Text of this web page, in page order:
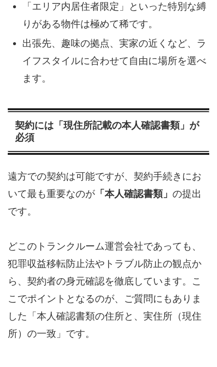
「エリア内居住者限定」といった特別な縛
りがある物件は極めて稀です。
出張先、趣味の拠点、実家の近くなど、ラ
イフスタイルに合わせて自由に場所を選べ
ます。
契約には「現住所記載の本人確認書類」が
必須
遠方での契約は可能ですが、契約手続きにお
いて最も重要なのが 「本人確認書類」 の提出
です。
どこのトランクルーム運営会社であっても、
犯罪収益移転防止法やトラブル防止の観点か
ら、契約者の身元確認を徹底しています。こ
こでポイントとなるのが、ご質問にもありま
した 「本人確認書類の住所と、実住所（現住
所）の一致」 です。